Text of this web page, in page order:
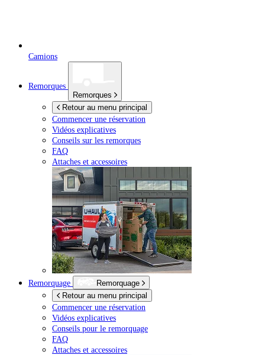
Camions
Remorques
Remorques
Retour au menu principal
Commencer une réservation
Vidéos explicatives
Conseils sur les remorques
FAQ
Attaches et accessoires
Remorquage
Remorquage
Retour au menu principal
Commencer une réservation
Vidéos explicatives
Conseils pour le remorquage
FAQ
Attaches et accessoires